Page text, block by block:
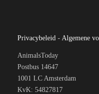
Privacybeleid - Algemene
AnimalsToday
Postbus 14647
1001 LC Amsterdam
KvK: 54827817